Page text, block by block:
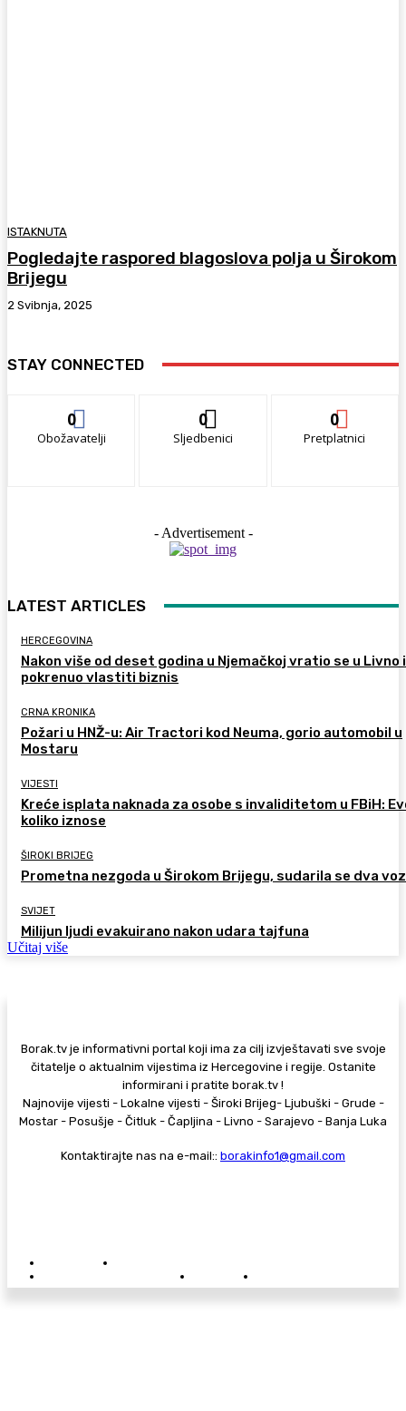
ISTAKNUTA
Pogledajte raspored blagoslova polja u Širokom
Brijegu
2 Svibnja, 2025
STAY CONNECTED
0
Obožavatelji
0
Sljedbenici
0
Pretplatnici
- Advertisement -
LATEST ARTICLES
HERCEGOVINA
Nakon više od deset godina u Njemačkoj vratio se u Livno i
pokrenuo vlastiti biznis
CRNA KRONIKA
Požari u HNŽ-u: Air Tractori kod Neuma, gorio automobil u
Mostaru
VIJESTI
Kreće isplata naknada za osobe s invaliditetom u FBiH:
koliko iznose
ŠIROKI BRIJEG
Prometna nezgoda u Širokom Brijegu, sudarila se dva
SVIJET
Milijun ljudi evakuirano nakon udara tajfuna
Učitaj više
Borak.tv je informativni portal koji ima za cilj izvještavati sve svoje
čitatelje o aktualnim vijestima iz Hercegovine i regije. Ostanite
informirani i pratite borak.tv !
Najnovije vijesti - Lokalne vijesti - Široki Brijeg- Ljubuški - Grude -
Mostar - Posušje - Čitluk - Čapljina - Livno - Sarajevo - Banja Luka
Kontaktirajte nas na e-mail:: borakinfo1@gmail.com